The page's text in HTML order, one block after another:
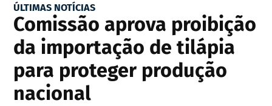
ÚLTIMAS NOTÍCIAS
Comissão aprova proibição
da importação de tilápia
para proteger produção
nacional